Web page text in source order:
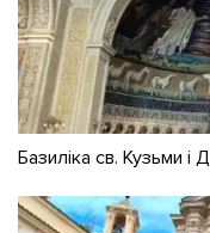
Базиліка св. Кузьми і